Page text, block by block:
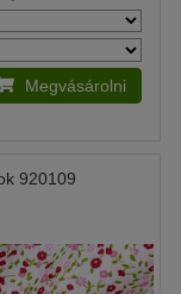
Megvásárolni
920109